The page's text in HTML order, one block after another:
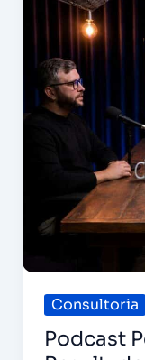
Consultoria
Podcast
para
Resultados
estreia
a
segunda
temporada
com
Bossle,
cofundador
Senplo